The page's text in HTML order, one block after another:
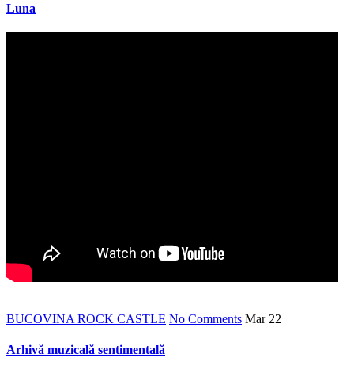
Luna
BUCOVINA ROCK CASTLE No Comments Mar 22
Arhivă muzicală sentimentală